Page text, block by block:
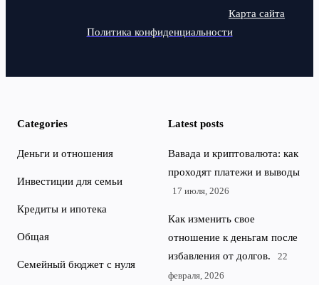
Карта сайта
Политика конфиденциальности
Categories
Деньги и отношения
Инвестиции для семьи
Кредиты и ипотека
Общая
Семейный бюджет с нуля
Latest posts
Вавада и криптовалюта: как
проходят платежи и выводы
17 июля, 2026
Как изменить свое
отношение к деньгам после
избавления от долгов.
22
февраля, 2026